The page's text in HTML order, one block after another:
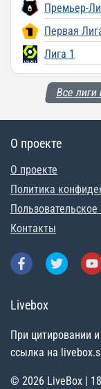
Премьер-
Первая
Лига 1
Все лиги
О проекте
О проекте
Политика
Контакты
Livebox
При цитировании
ссылка на
© 2026 LiveBox |